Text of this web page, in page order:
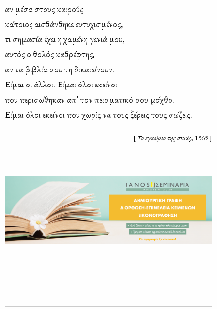
αν με­́σα στους και­ρούς
κα­́ποιος αι­σθά­νθ­ηκε ευ­τυ­χι­σμε­́νος,
τι ση­μα­σι­́α έχει η χα­με­́νη γε­νιά μου,
αυ­τός ο θο­λός κα­θρε­́φτης,
αν τα βι­βλι­́α σου τη δι­καιω­́νουν.
Ει­́μαι οι ά­λλοι. Ει­́μαι όλοι εκει­́νοι
που πε­ρι­σω­́θ­ηκαν απ’ τον πει­σμα­τι­κό σου μο­́χθο.
Ει­́μαι όλοι εκει­́νοι που χω­ρίς να τους ξε­́ρεις τους σω­́ζεις.
[ Το εγκώ­μιο της σκιάς, 1969 ]